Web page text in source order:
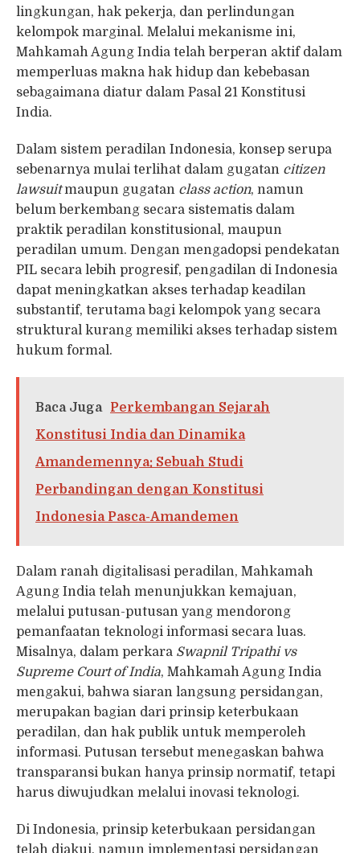
lingkungan, hak pekerja, dan perlindungan
kelompok marginal. Melalui mekanisme ini,
Mahkamah Agung India telah berperan aktif dalam
memperluas makna hak hidup dan kebebasan
sebagaimana diatur dalam Pasal 21 Konstitusi
India.
Dalam sistem peradilan Indonesia, konsep serupa
sebenarnya mulai terlihat dalam gugatan citizen
lawsuitmaupun gugatan class action, namun
belum berkembang secara sistematis dalam
praktik peradilan konstitusional, maupun
peradilan umum. Dengan mengadopsi pendekatan
PIL secara lebih progresif, pengadilan di Indonesia
dapat meningkatkan akses terhadap keadilan
substantif, terutama bagi kelompok yang secara
struktural kurang memiliki akses terhadap sistem
hukum formal.
Baca Juga
Perkembangan Sejarah
Konstitusi India dan Dinamika
Amandemennya: Sebuah Studi
Perbandingan dengan Konstitusi
Indonesia Pasca-Amandemen
Dalam ranah digitalisasi peradilan, Mahkamah
Agung India telah menunjukkan kemajuan,
melalui putusan-putusan yang mendorong
pemanfaatan teknologi informasi secara luas.
Misalnya, dalam perkara Swapnil Tripathi vs
Supreme Court of India, Mahkamah Agung India
mengakui, bahwa siaran langsung persidangan,
merupakan bagian dari prinsip keterbukaan
peradilan, dan hak publik untuk memperoleh
informasi. Putusan tersebut menegaskan bahwa
transparansi bukan hanya prinsip normatif, tetapi
harus diwujudkan melalui inovasi teknologi.
Di Indonesia, prinsip keterbukaan persidangan
telah diakui, namun implementasi persidangan